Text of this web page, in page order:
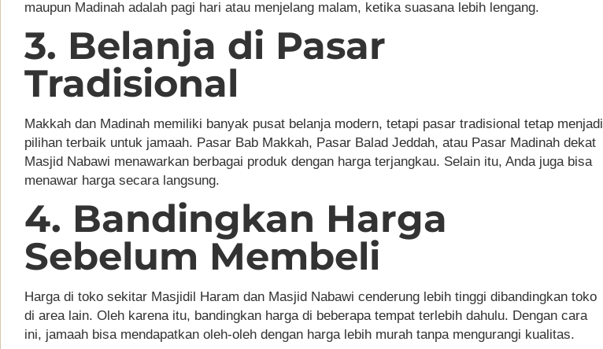
maupun Madinah adalah pagi hari atau menjelang malam, ketika suasana lebih lengang.
3. Belanja di Pasar
Tradisional
Makkah dan Madinah memiliki banyak pusat belanja modern, tetapi pasar tradisional tetap menjadi
pilihan terbaik untuk jamaah. Pasar Bab Makkah, Pasar Balad Jeddah, atau Pasar Madinah dekat
Masjid Nabawi menawarkan berbagai produk dengan harga terjangkau. Selain itu, Anda juga bisa
menawar harga secara langsung.
4. Bandingkan Harga
Sebelum Membeli
Harga di toko sekitar Masjidil Haram dan Masjid Nabawi cenderung lebih tinggi dibandingkan toko
di area lain. Oleh karena itu, bandingkan harga di beberapa tempat terlebih dahulu. Dengan cara
ini, jamaah bisa mendapatkan oleh-oleh dengan harga lebih murah tanpa mengurangi kualitas.